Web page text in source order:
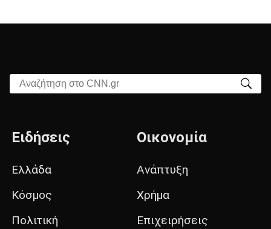
Αναζήτηση στο CNN.gr
Ειδήσεις
Ελλάδα
Κόσμος
Πολιτική
Οικονομία
Ανάπτυξη
Χρήμα
Επιχειρήσεις